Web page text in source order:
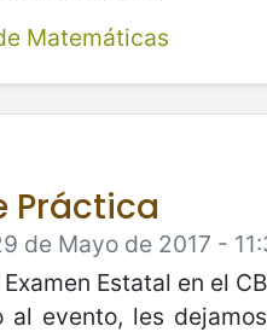
Matemáticas
Práctica
de Mayo de 2017 -
Estatal en el
al evento, les